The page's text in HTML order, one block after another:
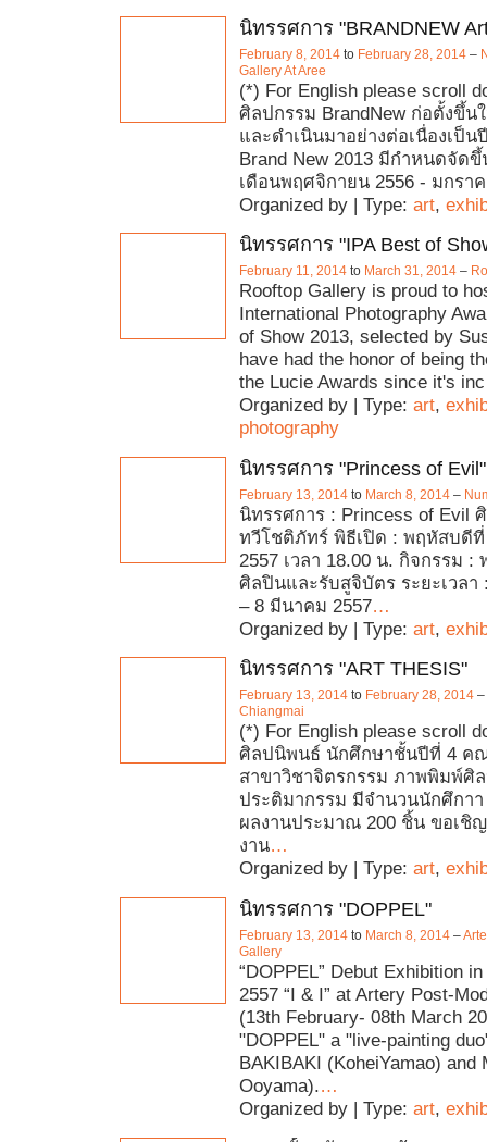
นิทรรศการ "BRANDNEW
February 8, 2014 to February 28, 2014 –
Gallery At Aree
(*) For English please scroll
ศิลปกรรม BrandNew ก่อตั้งขึ้น
และดำเนินมาอย่างต่อเนื่องเป็
Brand New 2013 มีกำหนดจัดขึ้
เดือนพฤศจิกายน 2556 - มกรา
Organized by | Type: art,
นิทรรศการ "IPA Best of
February 11, 2014 to March 31, 2014 –
Rooftop Gallery is proud to
International Photography
of Show 2013, selected by
have had the honor of being
the Lucie Awards since it's inc
Organized by | Type: art,
photography
นิทรรศการ "Princess of Evil"
February 13, 2014 to March 8, 2014 –
นิทรรศการ : Princess of Evil
ทวีโชติภัทร์ พิธีเปิด : พฤหัสบดี
2557 เวลา 18.00 น. กิจกรรม
ศิลปินและรับสูจิบัตร ระยะเวลา
– 8 มีนาคม 2557…
Organized by | Type: art,
นิทรรศการ "ART THESIS"
February 13, 2014 to February 28, 2014 –
Chiangmai
(*) For English please scroll
ศิลปนิพนธ์ นักศึกษาชั้นปีที่ 4 ค
สาขาวิชาจิตรกรรม ภาพพิมพ์ศิ
ประติมากรรม มีจำนวนนักศึกา
ผลงานประมาณ 200 ชิ้น ขอเชิ
งาน…
Organized by | Type: art,
นิทรรศการ "DOPPEL"
February 13, 2014 to March 8, 2014 –
Gallery
“DOPPEL” Debut Exhibition
2557 “I & I” at Artery Post-
(13th February- 08th March
"DOPPEL" a "live-painting
BAKIBAKI (KoheiYamao) and
Ooyama).…
Organized by | Type: art,